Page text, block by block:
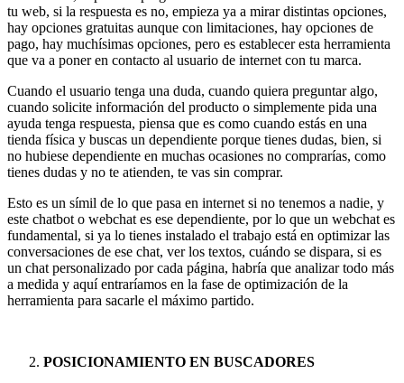
tu web, si la respuesta es no, empieza ya a mirar distintas opciones,
hay opciones gratuitas aunque con limitaciones, hay opciones de
pago, hay muchísimas opciones, pero es establecer esta herramienta
que va a poner en contacto al usuario de internet con tu marca.
Cuando el usuario tenga una duda, cuando quiera preguntar algo,
cuando solicite información del producto o simplemente pida una
ayuda tenga respuesta, piensa que es como cuando estás en una
tienda física y buscas un dependiente porque tienes dudas, bien, si
no hubiese dependiente en muchas ocasiones no comprarías, como
tienes dudas y no te atienden, te vas sin comprar.
Esto es un símil de lo que pasa en internet si no tenemos a nadie, y
este chatbot o webchat es ese dependiente, por lo que un webchat es
fundamental, si ya lo tienes instalado el trabajo está en optimizar las
conversaciones de ese chat, ver los textos, cuándo se dispara, si es
un chat personalizado por cada página, habría que analizar todo más
a medida y aquí entraríamos en la fase de optimización de la
herramienta para sacarle el máximo partido.
POSICIONAMIENTO EN BUSCADORES